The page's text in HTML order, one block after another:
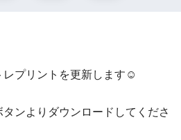
レプリントを更新します☺
ンよりダウンロードしてくださ